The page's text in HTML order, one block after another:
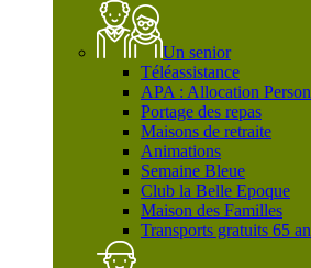
Un senior
Téléassistance
APA : Allocation
Portage des repas
Maisons de retraite
Animations
Semaine Bleue
Club la Belle Epoque
Maison des Familles
Transports gratuits 65